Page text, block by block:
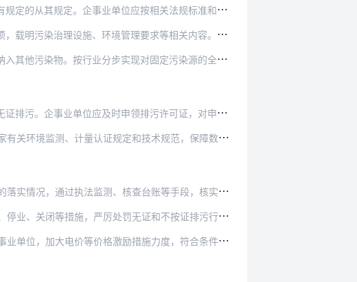
位应按相关法规标准和技术规定提交申请材料，申报污染物…
管理要求等相关内容。根据污染物排放标准、总量控制指标…
实现对固定污染源的全覆盖，率先对火电、造纸行业企业核…
申领排污许可证，对申请材料的真实性、准确性和完整性承…
定和技术规范，保障数据合法有效，保证设备正常运行，妥善…
核查台账等手段，核实排放数据和报告的真实性，判定是否达…
罚无证和不按证排污行为，对构成犯罪的，依法追究刑事责任…
励措施力度，符合条件的可以享受相关环保、资源综合利用等…